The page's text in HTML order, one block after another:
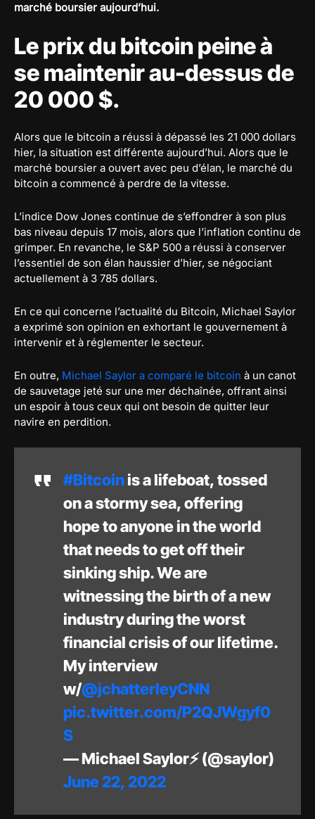
marché boursier aujourd’hui.
Le prix du bitcoin peine à
se maintenir au-dessus de
20 000 $.
Alors que le bitcoin a réussi à dépassé les 21 000 dollars
hier, la situation est différente aujourd’hui. Alors que le
marché boursier a ouvert avec peu d’élan, le marché du
bitcoin a commencé à perdre de la vitesse.
L’indice Dow Jones continue de s’effondrer à son plus
bas niveau depuis 17 mois, alors que l’inflation continu de
grimper. En revanche, le S&P 500 a réussi à conserver
l’essentiel de son élan haussier d’hier, se négociant
actuellement à 3 785 dollars.
En ce qui concerne l’actualité du Bitcoin, Michael Saylor
a exprimé son opinion en exhortant le gouvernement à
intervenir et à réglementer le secteur.
En outre, Michael Saylor a comparé le bitcoin à un canot
de sauvetage jeté sur une mer déchaînée, offrant ainsi
un espoir à tous ceux qui ont besoin de quitter leur
navire en perdition.
#Bitcoinis a lifeboat, tossed
on a stormy sea, offering
hope to anyone in the world
that needs to get off their
sinking ship. We are
witnessing the birth of a new
industry during the worst
financial crisis of our lifetime.
My interview
w/@jchatterleyCNN
pic.twitter.com/P2QJWgyf0
S
— Michael Saylor⚡️ (@saylor)
June 22, 2022